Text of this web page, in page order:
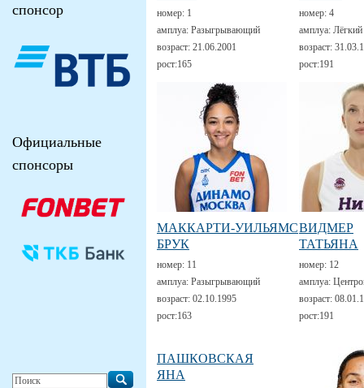
номер: 1
амплуа: Разыгрывающий
возраст: 21.06.2001
рост:165
номер: 4
амплуа:
возраст:
рост:191
МАККАРТИ-УИЛЬЯМС
БРУК
номер: 11
амплуа: Разыгрывающий
возраст: 02.10.1995
рост:163
ВИДМЕР
ТАТЬЯНА
номер: 12
амплуа:
возраст:
рост:191
ПАШКОВСКАЯ
ЯНА
спонсор
Официальные
спонсоры